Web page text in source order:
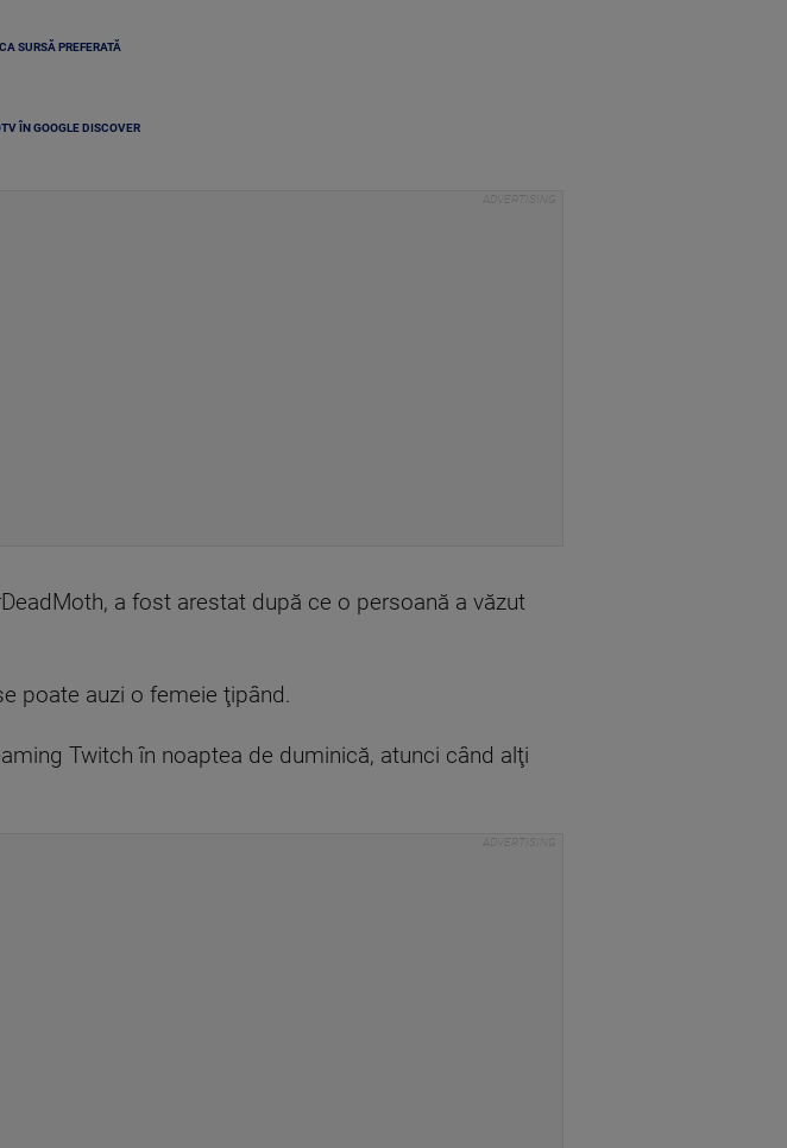
SURSĂ PREFERATĂ
ÎN GOOGLE DISCOVER
a fost arestat după ce o persoană a văzut
poate auzi o femeie ţipând.
Twitch în noaptea de duminică, atunci când alţi